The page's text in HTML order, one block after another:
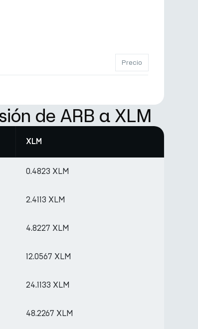
Precio
de ARB a XLM
XLM
0.4823 XLM
2.4113 XLM
4.8227 XLM
12.0567 XLM
24.1133 XLM
48.2267 XLM